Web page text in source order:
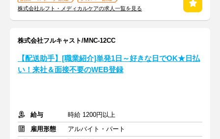
株式会社ルフト・メディカルケアの求人一覧を見る
株式会社フルキャスト/MNC-12CC
【配送助手】[職業紹介]単発1日～好きな日でOK★日払
い！来社＆面接不要のWEB登録
給与
時給 1200円以上
雇用形態
アルバイト・パート